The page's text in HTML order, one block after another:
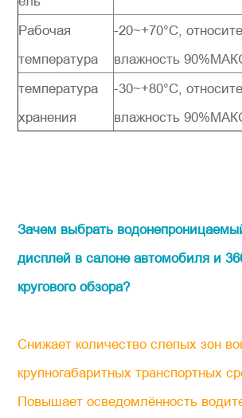
Рабочая
температура
-20~+70°C,
влажность
температура
хранения
-30~+80°C,
влажность
Зачем выбрать
дисплей в салоне автомобиля и
кругового обзора?
Снижает количество слепых зон
крупногабаритных транспортных
Повышает осведомлённость